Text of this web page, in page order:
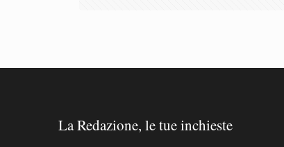
La Redazione, le tue inchieste